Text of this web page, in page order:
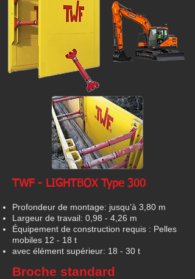
TWF - LIGHTBOX Type 300
Profondeur de montage: jusqu’à 3,80 m
Largeur de travail: 0,98 - 4,26 m
Équipement de construction requis : Pelles
mobiles 12 - 18 t
avec élément supérieur: 18 - 30 t
Broche standard